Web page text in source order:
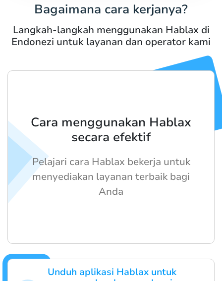
Bagaimana cara kerjanya?
Langkah-langkah menggunakan Hablax di
Endonezi untuk layanan dan operator kami
Unduh aplikasi Hablax untuk
Cara menggunakan Hablax
secara efektif
Pelajari cara Hablax bekerja untuk
menyediakan layanan terbaik bagi
Anda